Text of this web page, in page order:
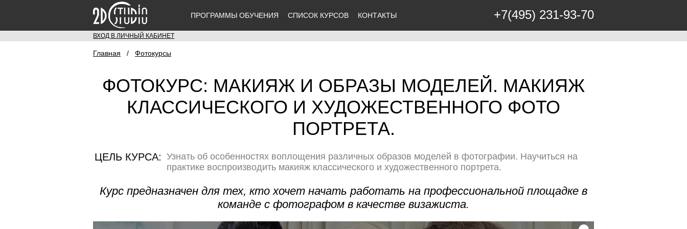
+7(495) 231-93-70
ПРОГРАММЫ ОБУЧЕНИЯ СПИСОК КУРСОВ КОНТАКТЫ
ВХОД В ЛИЧНЫЙ КАБИНЕТ
Главная / Фотокурсы
ФОТОКУРС: МАКИЯЖ И ОБРАЗЫ МОДЕЛЕЙ. МАКИЯЖ
КЛАССИЧЕСКОГО И ХУДОЖЕСТВЕННОГО ФОТО
ПОРТРЕТА.
ЦЕЛЬ КУРСА: Узнать об особенностях воплощения различных образов моделей в фотографии. Научиться на
практике воспроизводить макияж классического и художественного портрета.
Курс предназначен для тех, кто хочет начать работать на профессиональной площадке в
команде с фотографом в качестве визажиста.